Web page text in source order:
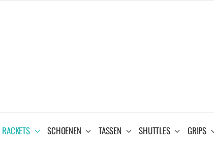
RACKETS SCHOENEN TASSEN SHUTTLES GRIPS